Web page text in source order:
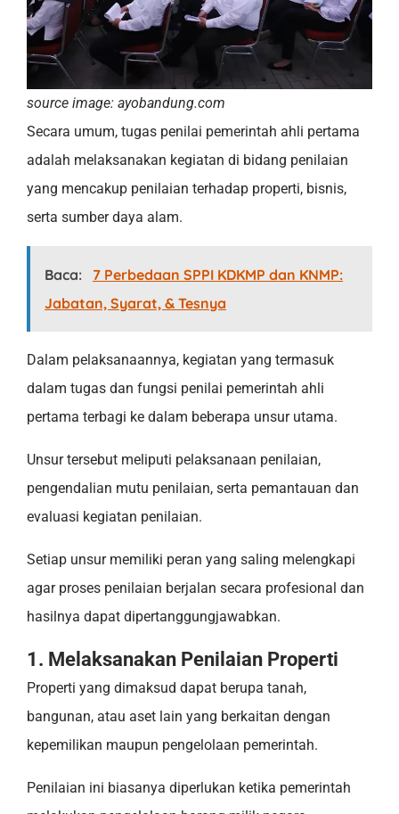
source image: ayobandung.com
Secara umum, tugas penilai pemerintah ahli pertama
adalah melaksanakan kegiatan di bidang penilaian
yang mencakup penilaian terhadap properti, bisnis,
serta sumber daya alam.
Baca:
7 Perbedaan SPPI KDKMP dan KNMP:
Jabatan, Syarat, & Tesnya
Dalam pelaksanaannya, kegiatan yang termasuk
dalam tugas dan fungsi penilai pemerintah ahli
pertama terbagi ke dalam beberapa unsur utama.
Unsur tersebut meliputi pelaksanaan penilaian,
pengendalian mutu penilaian, serta pemantauan dan
evaluasi kegiatan penilaian.
Setiap unsur memiliki peran yang saling melengkapi
agar proses penilaian berjalan secara profesional dan
hasilnya dapat dipertanggungjawabkan.
1. Melaksanakan Penilaian Properti
Properti yang dimaksud dapat berupa tanah,
bangunan, atau aset lain yang berkaitan dengan
kepemilikan maupun pengelolaan pemerintah.
Penilaian ini biasanya diperlukan ketika pemerintah